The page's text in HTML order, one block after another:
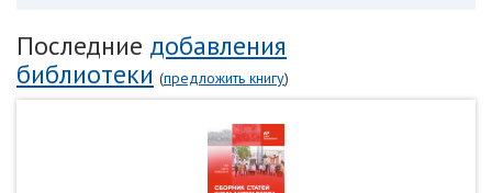
Последние добавления
библиотеки (предложить книгу)